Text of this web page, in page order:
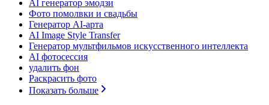
AI генератор эмодзи
Фото помолвки и свадьбы
Генератор AI-арта
AI Image Style Transfer
Генератор мультфильмов искусственного интеллекта
AI фотосессия
удалить фон
Раскрасить фото
Показать больше